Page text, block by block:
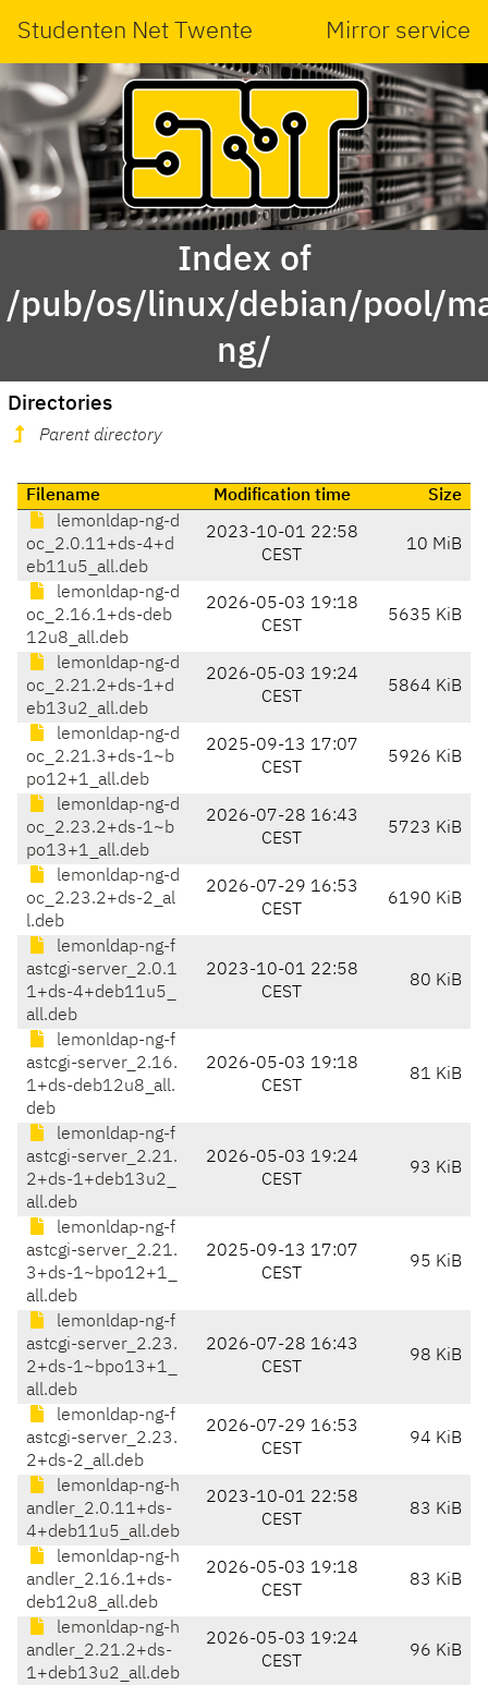
Studenten Net Twente Mirror service
Index of
/pub/os/linux/debian/pool/
ng/
Directories
Parent directory
Filename Modification time
Size
lemonldap-ng-d
oc_2.0.11+ds-4+d
eb11u5_all.deb
2023-10-01 22:58
CEST
10 MiB
lemonldap-ng-d
oc_2.16.1+ds-deb
12u8_all.deb
2026-05-03 19:18
CEST
5635 KiB
lemonldap-ng-d
oc_2.21.2+ds-1+d
eb13u2_all.deb
2026-05-03 19:24
CEST
5864 KiB
lemonldap-ng-d
oc_2.21.3+ds-1~b
po12+1_all.deb
2025-09-13 17:07
CEST
5926 KiB
lemonldap-ng-d
oc_2.23.2+ds-1~b
po13+1_all.deb
2026-07-28 16:43
CEST
5723 KiB
lemonldap-ng-d
oc_2.23.2+ds-2_al
l.deb
2026-07-29 16:53
CEST
6190 KiB
lemonldap-ng-f
astcgi-server_2.0.1
1+ds-4+deb11u5_
all.deb
2023-10-01 22:58
CEST
80 KiB
lemonldap-ng-f
astcgi-server_2.16.
1+ds-deb12u8_all.
deb
2026-05-03 19:18
CEST
81 KiB
lemonldap-ng-f
astcgi-server_2.21.
2+ds-1+deb13u2_
all.deb
2026-05-03 19:24
CEST
93 KiB
lemonldap-ng-f
astcgi-server_2.21.
3+ds-1~bpo12+1_
all.deb
2025-09-13 17:07
CEST
95 KiB
lemonldap-ng-f
astcgi-server_2.23.
2+ds-1~bpo13+1_
all.deb
2026-07-28 16:43
CEST
98 KiB
lemonldap-ng-f
astcgi-server_2.23.
2+ds-2_all.deb
2026-07-29 16:53
CEST
94 KiB
lemonldap-ng-h
andler_2.0.11+ds-
4+deb11u5_all.deb
2023-10-01 22:58
CEST
83 KiB
lemonldap-ng-h
andler_2.16.1+ds-
deb12u8_all.deb
2026-05-03 19:18
CEST
83 KiB
lemonldap-ng-h
andler_2.21.2+ds-
1+deb13u2_all.deb
2026-05-03 19:24
CEST
96 KiB